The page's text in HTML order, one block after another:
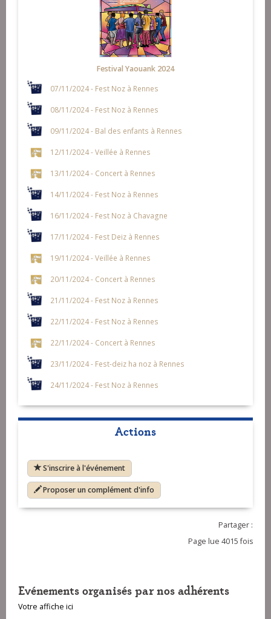
Festival Yaouank 2024
07/11/2024 - Fest Noz à Rennes
08/11/2024 - Fest Noz à Rennes
09/11/2024 - Bal des enfants à Rennes
12/11/2024 - Veillée à Rennes
13/11/2024 - Concert à Rennes
14/11/2024 - Fest Noz à Rennes
16/11/2024 - Fest Noz à Chavagne
17/11/2024 - Fest Deiz à Rennes
19/11/2024 - Veillée à Rennes
20/11/2024 - Concert à Rennes
21/11/2024 - Fest Noz à Rennes
22/11/2024 - Fest Noz à Rennes
22/11/2024 - Concert à Rennes
23/11/2024 - Fest-deiz ha noz à Rennes
24/11/2024 - Fest Noz à Rennes
Actions
S'inscrire à l'événement
Proposer un complément d'info
Partager :
Page lue 4015 fois
Evénements organisés par nos adhérents
Votre affiche ici